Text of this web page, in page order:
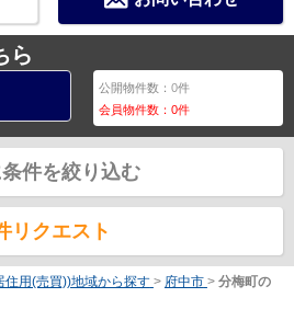
ら
公開物件数：0件
会員物件数：0件
件を絞り込む
リクエスト
住用(売買))地域から探す > 府中市 > 分梅町の